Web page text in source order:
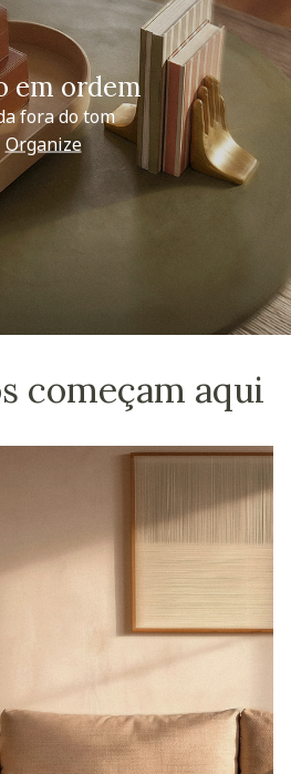
em ordem
fora do tom
Organize
começam aqui